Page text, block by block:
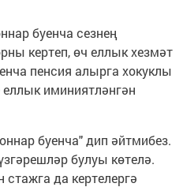
буенча сезнең
кертеп, өч еллык хезмәт
пенсия алырга хокуклы
еллык иминиятләнгән
буенча" дип әйтмибез.
булуы көтелә.
да кертелергә